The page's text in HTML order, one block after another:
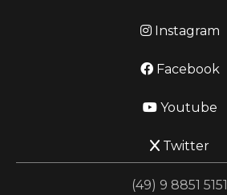
Instagram
Facebook
Youtube
Twitter
(49) 9 8851 5151